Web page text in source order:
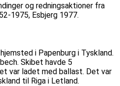
og redningsaktioner fra
1975, Esbjerg 1977.
i Papenburg i Tyskland.
Skibet havde 5
var ladet med ballast. Det var
til Riga i Letland.